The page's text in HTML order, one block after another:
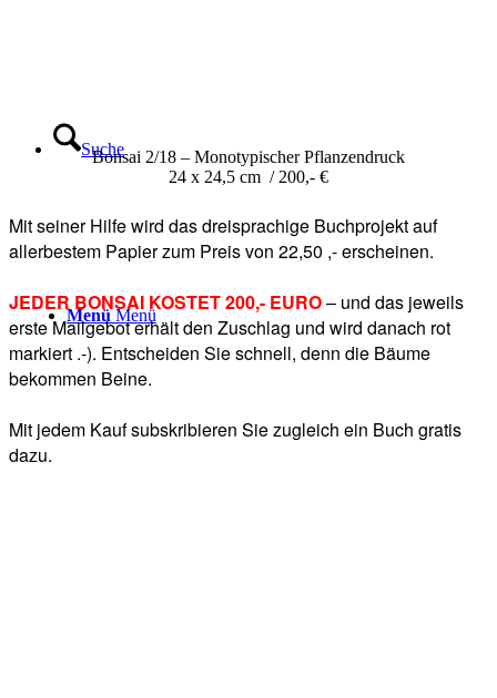
Suche
Menü Menü
Bonsai 2/18 – Monotypischer Pflanzendruck
24 x 24,5 cm / 200,- €
Mit seiner Hilfe wird das dreisprachige Buchprojekt auf
allerbestem Papier zum Preis von 22,50 ,- erscheinen.
JEDER BONSAI KOSTET 200,- EURO– und das jeweils
erste Mailgebot erhält den Zuschlag und wird danach rot
markiert .-). Entscheiden Sie schnell, denn die Bäume
bekommen Beine.
Mit jedem Kauf subskribieren Sie zugleich ein Buch gratis
dazu.